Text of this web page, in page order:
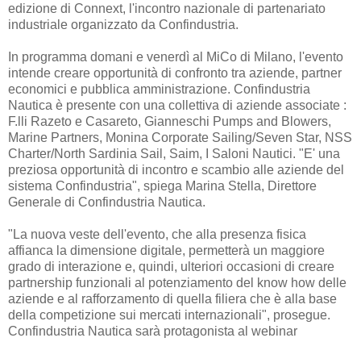
edizione di Connext, l'incontro nazionale di partenariato
industriale organizzato da Confindustria.
In programma domani e venerdì al MiCo di Milano, l'evento
intende creare opportunità di confronto tra aziende, partner
economici e pubblica amministrazione. Confindustria
Nautica è presente con una collettiva di aziende associate :
F.lli Razeto e Casareto, Gianneschi Pumps and Blowers,
Marine Partners, Monina Corporate Sailing/Seven Star, NSS
Charter/North Sardinia Sail, Saim, I Saloni Nautici. "E' una
preziosa opportunità di incontro e scambio alle aziende del
sistema Confindustria", spiega Marina Stella, Direttore
Generale di Confindustria Nautica.
"La nuova veste dell'evento, che alla presenza fisica
affianca la dimensione digitale, permetterà un maggiore
grado di interazione e, quindi, ulteriori occasioni di creare
partnership funzionali al potenziamento del know how delle
aziende e al rafforzamento di quella filiera che è alla base
della competizione sui mercati internazionali", prosegue.
Confindustria Nautica sarà protagonista al webinar